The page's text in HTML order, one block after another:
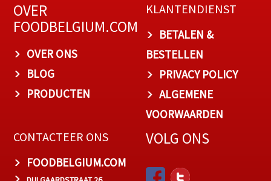
OVER
FOODBELGIUM.COM
OVER ONS
BLOG
PRODUCTEN
KLANTENDIENST
BETALEN &
BESTELLEN
PRIVACY POLICY
ALGEMENE
VOORWAARDEN
CONTACTEER ONS
FOODBELGIUM.COM
VOLG ONS